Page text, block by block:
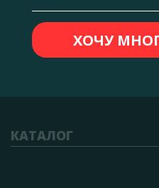
КАТАЛОГ